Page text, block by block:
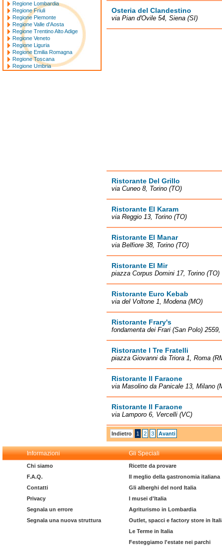
Osteria del Clandestino
via Pian d'Ovile 54, Siena (SI)
Ristorante Del Grillo
via Cuneo 8, Torino (TO)
Ristorante El Karam
via Reggio 13, Torino (TO)
Ristorante El Manar
via Belfiore 38, Torino (TO)
Ristorante El Mir
piazza Corpus Domini 17, Torino (TO)
Ristorante Euro Kebab
via del Voltone 1, Modena (MO)
Ristorante Frary's
fondamenta dei Frari (San Polo)
Ristorante I Tre Fratelli
piazza Giovanni da Triora 1, Roma
Ristorante Il Faraone
via Masolino da Panicale 13, Milano
Ristorante Il Faraone
via Lamporo 6, Vercelli (VC)
Indietro 1 2 3 Avanti
Regione Lombardia
Regione Friuli
Regione Piemonte
Regione Valle d'Aosta
Regione Trentino Alto Adige
Regione Veneto
Regione Liguria
Regione Emilia Romagna
Regione Toscana
Regione Umbria
Informazioni Gli Speciali
Chi siamo
F.A.Q.
Contatti
Privacy
Segnala un errore
Segnala una nuova struttura
Ricette da provare
Il meglio della gastronomia italiana
Gli alberghi del nord Italia
I musei d'Italia
Agriturismo in Lombardia
Outlet, spacci e factory store in
Le Terme in Italia
Festeggiamo l'estate nei parchi